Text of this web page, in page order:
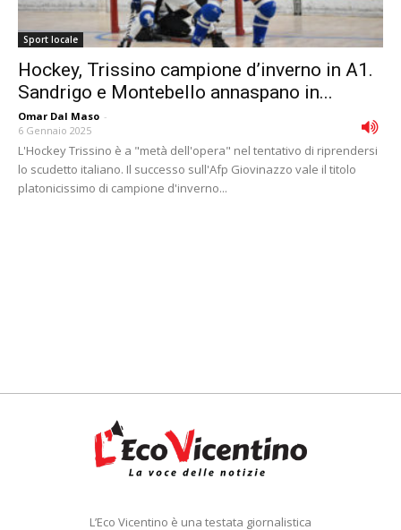
Sport locale
Hockey, Trissino campione d’inverno in A1.
Sandrigo e Montebello annaspano in...
Omar Dal Maso -
6 Gennaio 2025
L'Hockey Trissino è a "metà dell'opera" nel tentativo di riprendersi
lo scudetto italiano. Il successo sull'Afp Giovinazzo vale il titolo
platonicissimo di campione d'inverno...
L’Eco Vicentino è una testata giornalistica